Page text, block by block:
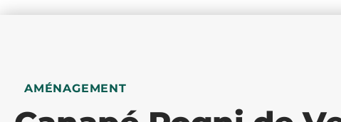
AMÉNAGEMENT